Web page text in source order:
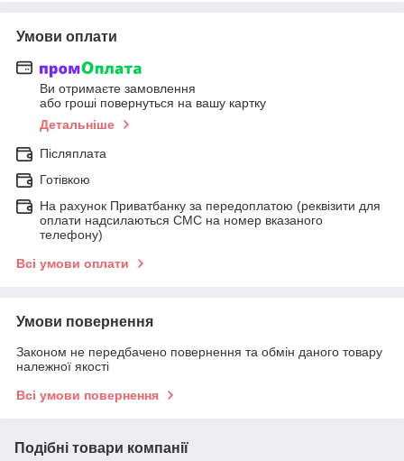
Умови оплати
Ви отримаєте замовлення
або гроші повернуться на вашу картку
Детальніше
Післяплата
Готівкою
На рахунок Приватбанку за передоплатою (реквізити для
оплати надсилаються СМС на номер вказаного
телефону)
Всі умови оплати
Умови повернення
Законом не передбачено повернення та обмін даного товару
належної якості
Всі умови повернення
Подібні товари компанії